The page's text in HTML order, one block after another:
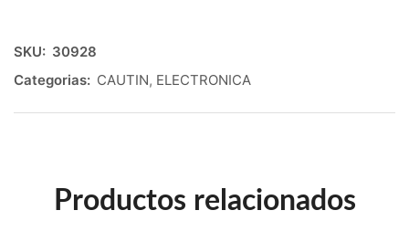
SKU: 30928
Categorias: CAUTIN, ELECTRONICA
Productos relacionados